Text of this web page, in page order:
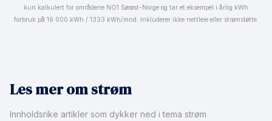
kun kalkulert for områdene NO1 Sørøst-Norge og tar et eksempel i årlig kWh
forbruk på 16 000 kWh / 1333 kWh/mnd. Inkluderer ikke nettleie eller strømstøtte.
Les mer om strøm
Innholdsrike artikler som dykker ned i tema strøm